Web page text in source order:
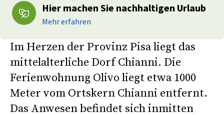
Hier machen Sie nachhaltigen Urlaub
Mehr erfahren
Im Herzen der Provinz Pisa liegt das
mittelalterliche Dorf Chianni. Die
Ferienwohnung Olivo liegt etwa 1000
Meter vom Ortskern Chianni entfernt.
Das Anwesen befindet sich inmitten